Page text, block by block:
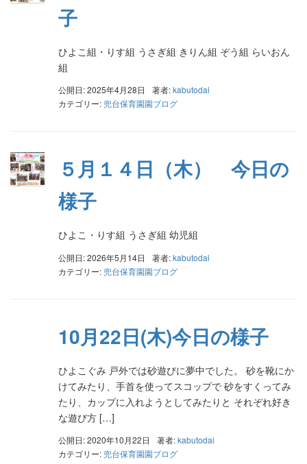
子
ひよこ組・りす組 うさぎ組 きりん組 ぞう組 らいおん
組
公開日: 2025年4月28日 著者:kabutodai
カテゴリー: 兜台保育園園ブログ
５月１４日（木） 今日の
様子
ひよこ・りす組 うさぎ組 幼児組
公開日: 2026年5月14日 著者:kabutodai
カテゴリー: 兜台保育園園ブログ
10月22日(木)今日の様子
ひよこぐみ 戸外では砂遊びに夢中でした。 砂を靴にか
けてみたり、手首を使ってスコップで 砂をすくってみ
たり、カップに入れようとしてみたりと それぞれ好き
な遊び方 […]
公開日: 2020年10月22日 著者:kabutodai
カテゴリー: 兜台保育園園ブログ